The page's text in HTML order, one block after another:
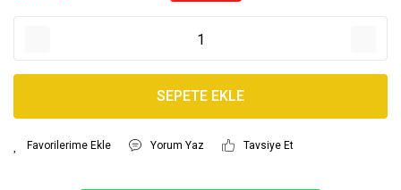
SEPETE EKLE
Yorum Yaz Tavsiye Et